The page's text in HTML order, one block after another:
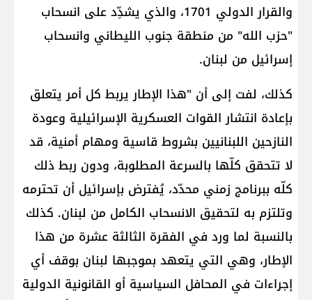
والقرار الدولي 1701، والذي يشدِّد على انسحاب
"حزب الله" من منطقة جنوب الليطاني وانسحاب
إسرائيل من لبنان.
كذلك، لفت إلى أن "هذا الإطار يربط كل أمر يتعلق
بإعادة انتشار القوات العسكرية الإسرائيلية وعودة
النازحين اللبنانيين بشروط قاسية ومهام أمنية، قد
لا تتحقق كلّها بالسرعة المطلوبة، ودون ربط ذلك
كلّه ببرنامج زمني محدّد، يُفترض بإسرائيل أن تحترمه
وتلتزم به لتحقيق الانسحاب الكامل من لبنان. كذلك
بالنسبة لما ورد في الفقرة الثالثة عشرة من هذا
الإطار، وهي التي يتعهد بموجبها لبنان بوقف أي
إجراءات في المحافل السياسية أو القانونية الدولية